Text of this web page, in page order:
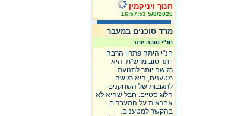
חנוך ויניקמין
5/8/2026 16:57:53
מרד סוכנים במעבר
חנ"י טובה יותר
חנ"י היתה פתרון הרבה
יותר טוב מרש"ת. היא
רגישה יותר לתנועת
מטענים, היא רגישה
לתגובות של השחקנים
הלוגיסטיים. חבל שהיא לא
אחראית על המעברים
בהקשר למטענים.